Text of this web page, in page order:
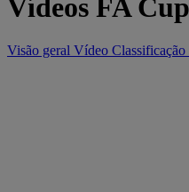
Vídeos FA Cup
Visão geral Vídeo Classificação